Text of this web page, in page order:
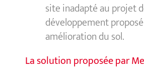
site inadapté au projet
développement
amélioration du sol.
La solution proposée par